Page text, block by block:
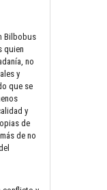
Bilbobus
quien
no
y
que se
y
de
de no